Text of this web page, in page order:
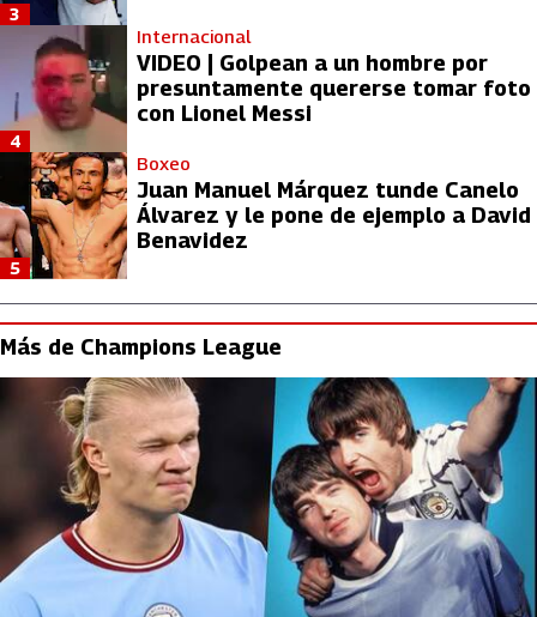
3
Internacional
VIDEO | Golpean a un hombre por
presuntamente quererse tomar foto
con Lionel Messi
4
Boxeo
Juan Manuel Márquez tunde Canelo
Álvarez y le pone de ejemplo a David
Benavidez
5
Más de Champions League